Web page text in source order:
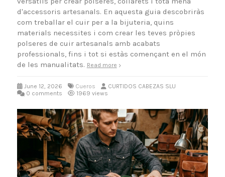
d'accessoris artesanals. En aquesta guia descobriràs
com treballar el cuir per a la bijuteria, quins
materials necessites i com crear les teves pròpies
polseres de cuir artesanals amb acabats
professionals, fins i tot si estàs començant en el món
de les manualitats. Read more
June 12, 2026 Cueros
CURTIDOS CABEZAS SLU
0 comments
1969 views